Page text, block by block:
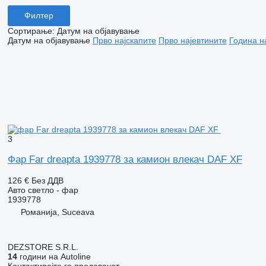
Филтер
Сортирање: Датум на објавување
Датум на објавување Прво најскапите Прво најевтините Година
3
Фар Far dreapta 1939778 за камион влекач DAF XF
126 € Без ДДВ
Авто светло - фар
1939778
Романија, Suceava
DEZSTORE S.R.L.
14години на Autoline